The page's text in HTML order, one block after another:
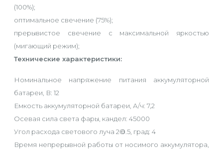
(100%);
оптимальное свечение (75%);
прерывистое свечение с максимальной яркостью
(мигающий режим);
Технические характеристики:
Номинальное напряжение питания аккумуляторной
батареи, В: 12
Емкость аккумуляторной батареи, А/ч: 7,2
Осевая сила света фары, кандел: 45000
Угол расхода светового луча 2Ө 0.5, град: 4
Время непрерывной работы от носимого аккумулятора,